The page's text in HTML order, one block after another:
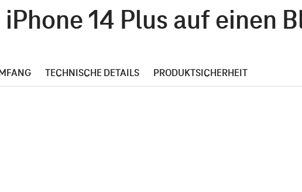
14 Plus auf einen
TECHNISCHE DETAILS PRODUKTSICHERHEIT